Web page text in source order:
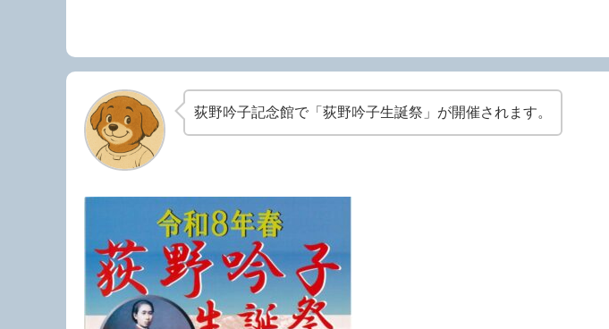
荻野吟子記念館で「荻野吟子生誕祭」が開催されます。